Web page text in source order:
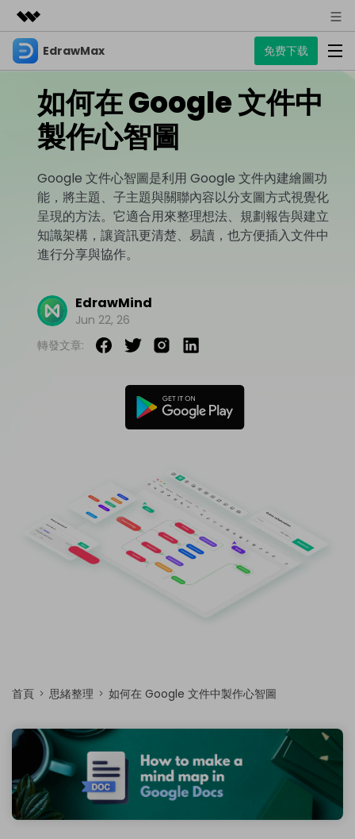
精選產品
實用工具
解決方案
關於我們
新聞中心
EdrawMax 免费下载
產品
EdrawMax
多合一圖表軟體
EdrawMind
專業的甘特圖工具
圖表
商業用途
流程圖
技術用途
UML
平面圖
其他用途
Visio替代方案
所有圖表類型>>
資源
資源範本
EdrawMax 社區
文章内容
各種商務圖表範例 >
熱門話題
支援
支援中心
支援中心 >
EdrawMax
如何在 Google 文件中
製作心智圖
Google 文件心智圖是利用 Google 文件內建繪圖功
能，將主題、子主題與關聯內容以分支圖方式視覺化
呈現的方法。它適合用來整理想法、規劃報告與建立
知識架構，讓資訊更清楚、易讀，也方便插入文件中
進行分享與協作。
EdrawMind
Jun 22, 26
轉發文章:
首頁 思緒整理 如何在 Google 文件中製作心智圖